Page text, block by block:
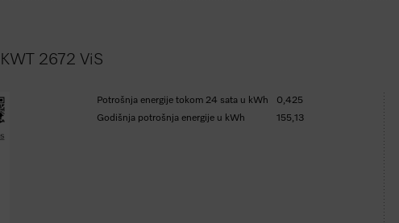
2672 ViS
Potrošnja energije tokom 24 sata u kWh
0,425
Godišnja potrošnja energije u kWh
155,13